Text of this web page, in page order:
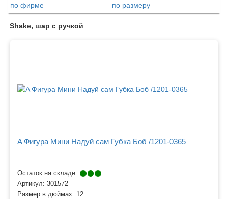
по фирме
по размеру
Товары
Shake, шар с ручкой
A Фигура Мини Надуй сам Губка Боб /1201-0365
Остаток на складе:
Артикул: 301572
Размер в дюймах: 12